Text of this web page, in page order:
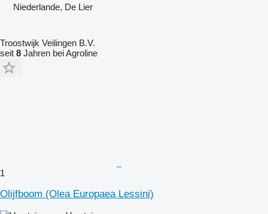
Niederlande, De Lier
Troostwijk Veilingen B.V.
seit 8 Jahren bei Agroline
1
Olijfboom (Olea Europaea Lessini)